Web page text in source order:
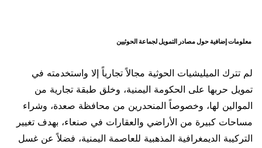
معلومات إضافية حول مصادر التمويل لجماعة الحوثيين
لم تترك الميليشيات الحوثية مجالاً تجارياً إلا واستخدمته في
تمويل حربها على الحكومة اليمنية، وخلق طبقة تجارية من
الموالين لها، وخصوصاً المنحدرين من محافظة صعدة، وشراء
مساحات كبيرة من الأراضي والعقارات في صنعاء، بهدف تغيير
التركيبة الديمغرافية المذهبية للعاصمة اليمنية، فضلاً عن غسل